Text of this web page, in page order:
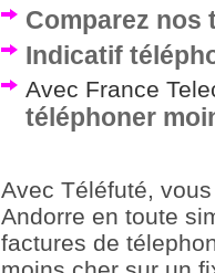
Comparez nos
Indicatif
Avec France
téléphoner
Avec Téléfuté,
Andorre en toute
factures de